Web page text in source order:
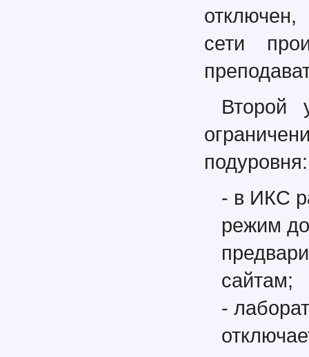
сети
Второй
подуровня:
- в ИКС
режим
сайтам;
-